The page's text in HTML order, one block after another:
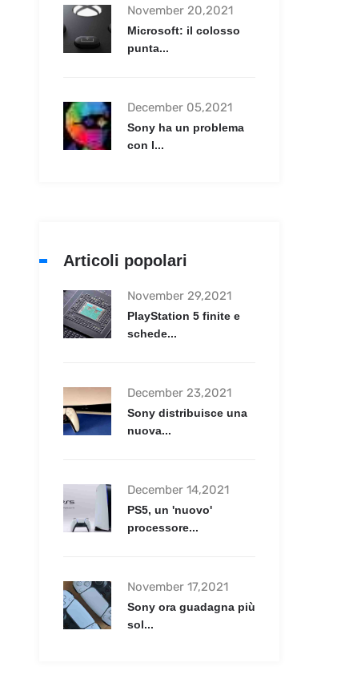
November 20,2021
Microsoft: il colosso
punta...
December 05,2021
Sony ha un problema
con l...
Articoli popolari
November 29,2021
PlayStation 5 finite e
schede...
December 23,2021
Sony distribuisce una
nuova...
December 14,2021
PS5, un 'nuovo'
processore...
November 17,2021
Sony ora guadagna più
sol...